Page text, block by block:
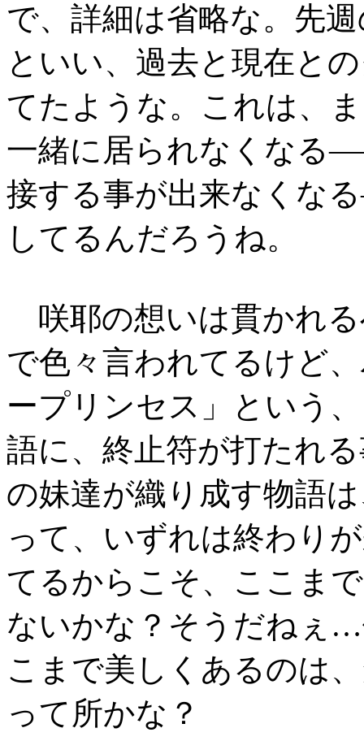
で、詳細は省略な。先
といい、過去と現在と
てたような。これは、
一緒に居られなくなる
接する事が出来なくな
してるんだろうね。
咲耶の想いは貫かれ
で色々言われてるけど
ープリンセス」という
語に、終止符が打たれ
の妹達が織り成す物語
って、いずれは終わり
てるからこそ、ここま
ないかな？そうだねぇ
こまで美しくあるのは
って所かな？